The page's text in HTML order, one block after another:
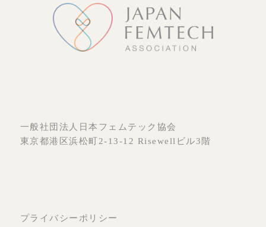
一般社団法人日本フェムテック協会
東京都港区浜松町2-13-12 Risewellビル3階
プライバシーポリシー